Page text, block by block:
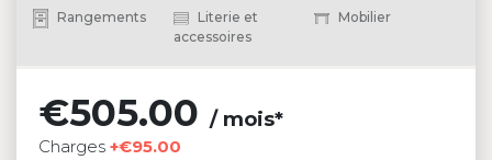
Rangements
Literie et
accessoires
Mobilier
€505.00 / mois*
Charges +€95.00